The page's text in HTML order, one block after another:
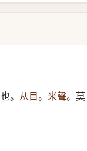
。 从目。米聲。 莫